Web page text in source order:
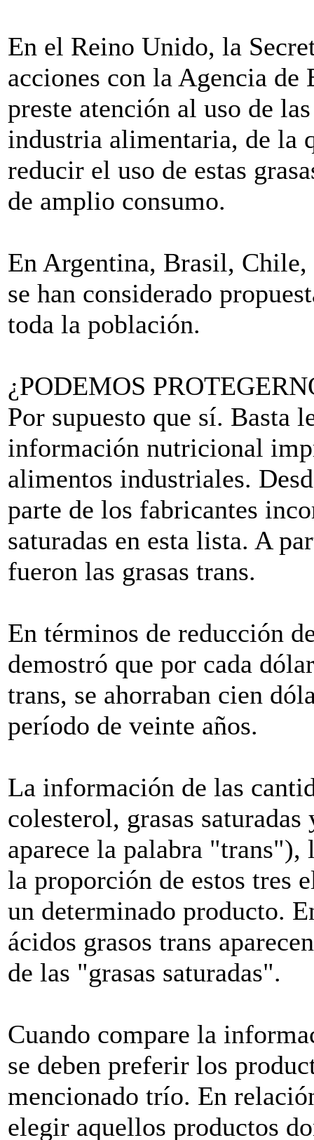
En el Reino Unido, la
acciones con la Agencia de
preste atención al uso de
industria alimentaria, de la
reducir el uso de estas
de amplio consumo.
En Argentina, Brasil, Chile,
se han considerado
toda la población.
¿PODEMOS
Por supuesto que sí. Basta
información nutricional
alimentos industriales.
parte de los fabricantes
saturadas en esta lista. A
fueron las grasas trans.
En términos de reducción
demostró que por cada
trans, se ahorraban cien
período de veinte años.
La información de las
colesterol, grasas
aparece la palabra
la proporción de estos tres
un determinado producto.
ácidos grasos trans
de las "grasas saturadas".
Cuando compare la
se deben preferir los
mencionado trío. En
elegir aquellos productos